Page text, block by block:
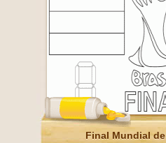
Final Mundial